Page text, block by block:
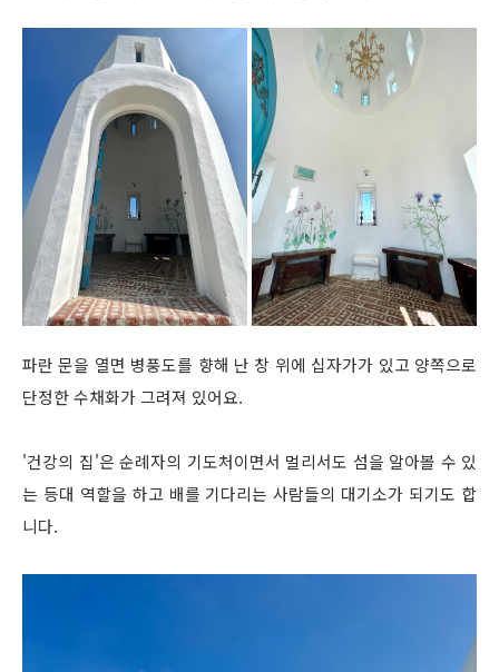
파란 문을 열면 병풍도를 향해 난 창 위에 십자가가 있고 양쪽으로
단정한 수채화가 그려져 있어요.
'건강의 집'은 순례자의 기도처이면서 멀리서도 섬을 알아볼 수 있
는 등대 역할을 하고 배를 기다리는 사람들의 대기소가 되기도 합
니다.